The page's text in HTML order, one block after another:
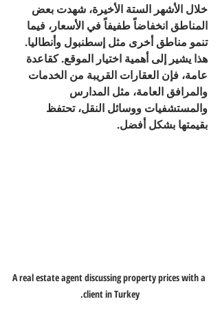
خلال الأشهر الستة الأخيرة، شهدت بعض
المناطق انخفاضاً طفيفاً في الأسعار، فيما
تنمو مناطق أخرى مثل إسطنبول وأنطاليا.
هذا يشير إلى أهمية اختيار الموقع. كقاعدة
عامة، فإن العقارات القريبة من الخدمات
والمرافق العامة، مثل المدارس
والمستشفيات ووسائل النقل، تحتفظ
بقيمتها بشكل أفضل.
A real estate agent discussing property prices with a
client in Turkey.